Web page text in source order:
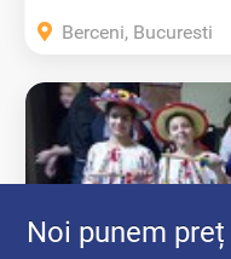
Berceni, Bucuresti
Noi punem